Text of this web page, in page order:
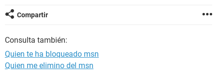
Compartir
Consulta también:
Quien te ha bloqueado msn
Quien me elimino del msn